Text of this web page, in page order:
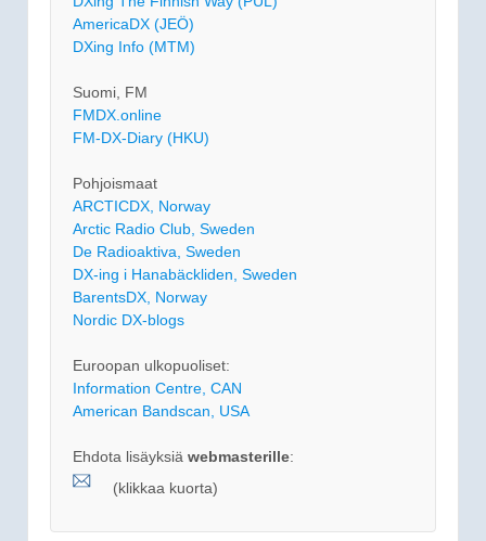
AmericaDX (JEÖ)
DXing Info (MTM)
Suomi, FM
FMDX.online
FM-DX-Diary (HKU)
Pohjoismaat
ARCTICDX, Norway
Arctic Radio Club, Sweden
De Radioaktiva, Sweden
DX-ing i Hanabäckliden, Sweden
BarentsDX, Norway
Nordic DX-blogs
Euroopan ulkopuoliset:
Information Centre, CAN
American Bandscan, USA
Ehdota lisäyksiä webmasterille:
(klikkaa kuorta)